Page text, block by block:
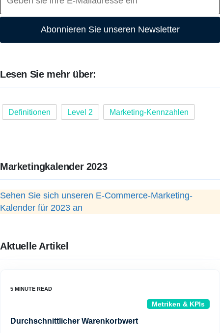
Abonnieren Sie unseren Newsletter
Lesen Sie mehr über:
Definitionen Level 2 Marketing-Kennzahlen
Marketingkalender 2023
Sehen Sie sich unseren E-Commerce-Marketing-
Kalender für 2023 an
Aktuelle Artikel
Metriken & KPIs
Durchschnittlicher Warenkorbwert